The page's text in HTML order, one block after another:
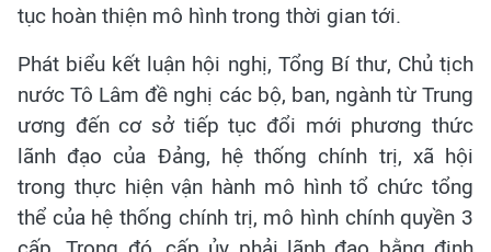
tục hoàn thiện mô hình trong thời gian tới.
Phát biểu kết luận hội nghị, Tổng Bí thư, Chủ tịch
nước Tô Lâm đề nghị các bộ, ban, ngành từ Trung
ương đến cơ sở tiếp tục đổi mới phương thức
lãnh đạo của Đảng, hệ thống chính trị, xã hội
trong thực hiện vận hành mô hình tổ chức tổng
thể của hệ thống chính trị, mô hình chính quyền 3